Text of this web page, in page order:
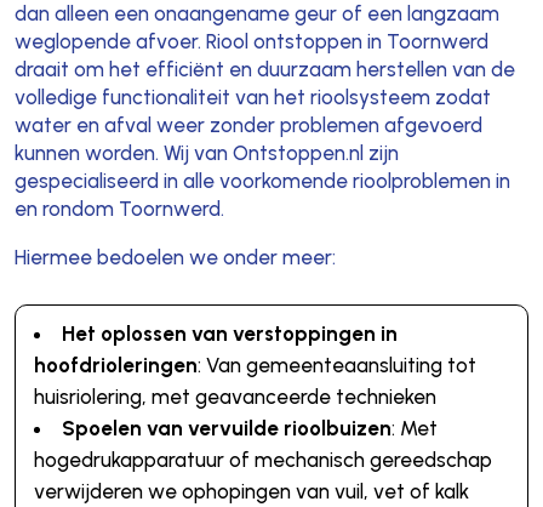
dan alleen een onaangename geur of een langzaam
weglopende afvoer. Riool ontstoppen in Toornwerd
draait om het efficiënt en duurzaam herstellen van de
volledige functionaliteit van het rioolsysteem zodat
water en afval weer zonder problemen afgevoerd
kunnen worden. Wij van Ontstoppen.nl zijn
gespecialiseerd in alle voorkomende rioolproblemen in
en rondom Toornwerd.
Hiermee bedoelen we onder meer:
Het oplossen van verstoppingen in
hoofdrioleringen: Van gemeenteaansluiting tot
huisriolering, met geavanceerde technieken
Spoelen van vervuilde rioolbuizen: Met
hogedrukapparatuur of mechanisch gereedschap
verwijderen we ophopingen van vuil, vet of kalk